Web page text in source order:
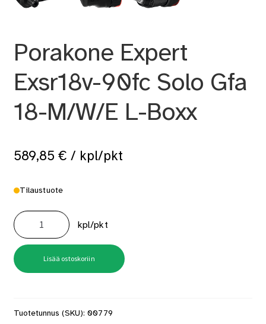
Porakone Expert
Exsr18v-90fc Solo Gfa
18-M/W/E L-Boxx
589,85 € / kpl/pkt
Tilaustuote
Porakone
Expert
Exsr18v-
90fc
Solo
Gfa
18-
M/W/E
L-
kpl/pkt
Lisää ostoskoriin
Tuotetunnus (SKU): 00779